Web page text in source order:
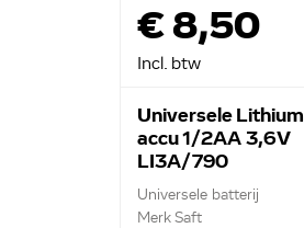
€ 8,50
Incl. btw
Universele Lithium
accu 1/2AA 3,6V
LI3A/790
Universele batterij
Merk Saft